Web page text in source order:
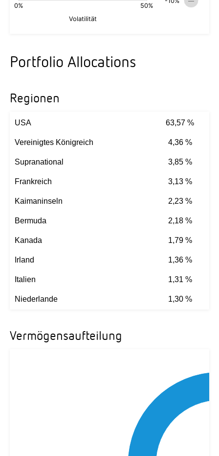
Portfolio Allocations
Regionen
USA 63,57 %
Vereinigtes Königreich 4,36 %
Supranational 3,85 %
Frankreich 3,13 %
Kaimaninseln 2,23 %
Bermuda 2,18 %
Kanada 1,79 %
Irland 1,36 %
Italien 1,31 %
Niederlande 1,30 %
Vermögensaufteilung